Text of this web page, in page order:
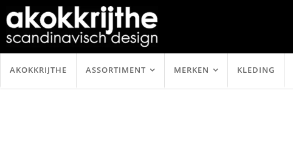
AKOKKRIJTHE ASSORTIMENT MERKEN KLEDING